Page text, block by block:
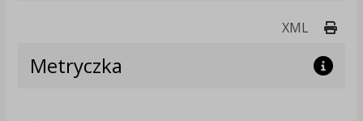
XML
Metryczka